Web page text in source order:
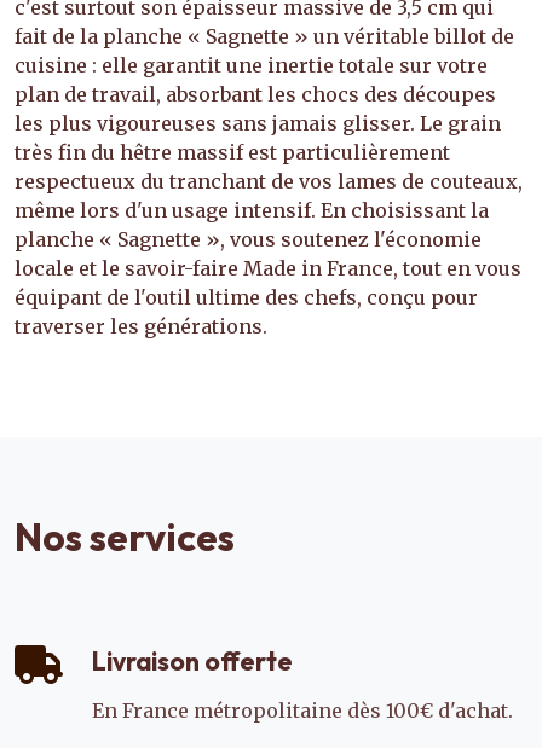
c'est surtout son épaisseur massive de 3,5 cm qui
fait de la planche « Sagnette » un véritable billot de
cuisine : elle garantit une inertie totale sur votre
plan de travail, absorbant les chocs des découpes
les plus vigoureuses sans jamais glisser. Le grain
très fin du hêtre massif est particulièrement
respectueux du tranchant de vos lames de couteaux,
même lors d'un usage intensif. En choisissant la
planche « Sagnette », vous soutenez l'économie
locale et le savoir-faire Made in France, tout en vous
équipant de l'outil ultime des chefs, conçu pour
traverser les générations.
Nos services
Livraison offerte
En France métropolitaine dès 100€ d'achat.